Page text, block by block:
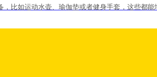
，比如运动水壶、瑜伽垫或者健身手套，这些都